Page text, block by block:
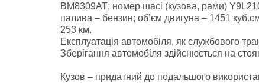
ВМ8309АТ; номер шасі (кузова, рами)
палива – бензин; об’єм двигуна – 1451
253 км.
Експлуатація автомобіля, як службового
Зберігання автомобіля здійснюється на
Кузов – придатний до подальшого